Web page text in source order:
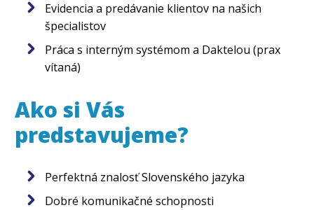
Evidencia a predávanie klientov na našich
špecialistov
Práca s interným systémom a Daktelou (prax
vítaná)
Ako si Vás
predstavujeme?
Perfektná znalosť Slovenského jazyka
Dobré komunikačné schopnosti